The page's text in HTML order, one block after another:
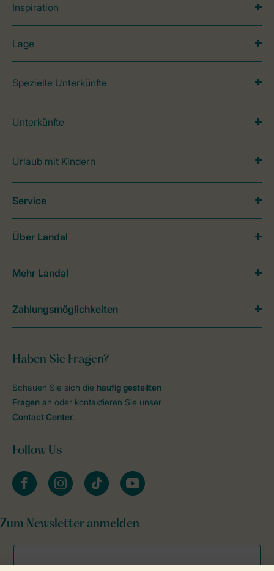
Inspiration
Lage
Spezielle Unterkünfte
Unterkünfte
Urlaub mit Kindern
Haben Sie Fragen?
Schauen Sie sich die häufig gestellten
Fragen an oder kontaktieren Sie unser
Contact Center.
Follow Us
facebookinstagramtiktok youtube
Zum Newsletter anmelden
Service
Über Landal
Mehr Landal
Zahlungsmöglichkeiten